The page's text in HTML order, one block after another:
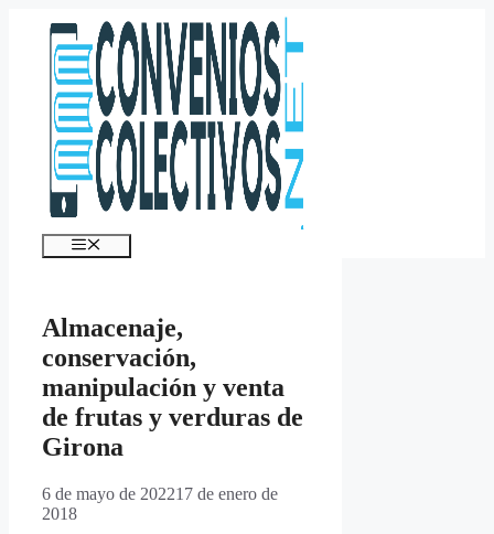
contenido
Menú
Almacenaje,
conservación,
manipulación y venta
de frutas y verduras de
Girona
6 de mayo de 202217 de enero de
2018